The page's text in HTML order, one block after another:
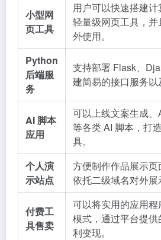
小型网
页工具
用户可以快速搭建
轻量级网页工具，
外使用。
Python
后端服
务
支持部署 Flask、
建简易的接口服务以
AI 脚本
应用
可以上线文案生成
等各类 AI 脚本，打
具。
个人演
示站点
方便制作作品展示页
依托二级域名对外展
付费工
具售卖
可以将实用的应用
模式，通过平台提
利变现。